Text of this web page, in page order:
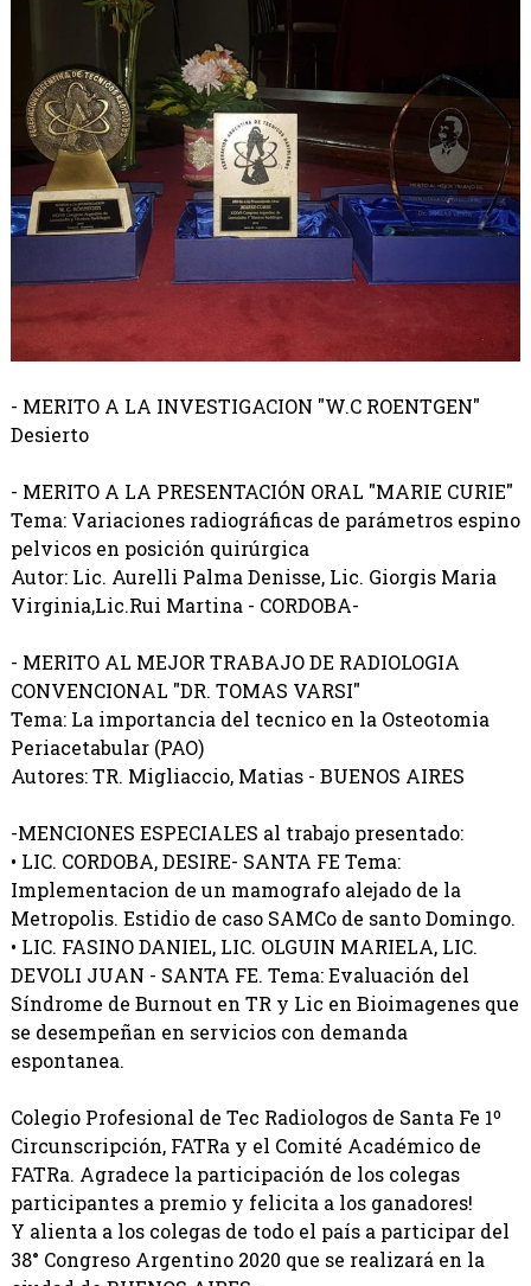
- MERITO A LA INVESTIGACION "W.C ROENTGEN"
Desierto
- MERITO A LA PRESENTACIÓN ORAL "MARIE CURIE"
Tema: Variaciones radiográficas de parámetros espino
pelvicos en posición quirúrgica
Autor: Lic. Aurelli Palma Denisse, Lic. Giorgis Maria
Virginia,Lic.Rui Martina - CORDOBA-
- MERITO AL MEJOR TRABAJO DE RADIOLOGIA
CONVENCIONAL "DR. TOMAS VARSI"
Tema: La importancia del tecnico en la Osteotomia
Periacetabular (PAO)
Autores: TR. Migliaccio, Matias - BUENOS AIRES
-MENCIONES ESPECIALES al trabajo presentado:
• LIC. CORDOBA, DESIRE- SANTA FE Tema:
Implementacion de un mamografo alejado de la
Metropolis. Estidio de caso SAMCo de santo Domingo.
• LIC. FASINO DANIEL, LIC. OLGUIN MARIELA, LIC.
DEVOLI JUAN - SANTA FE. Tema: Evaluación del
Síndrome de Burnout en TR y Lic en Bioimagenes que
se desempeñan en servicios con demanda
espontanea.
Colegio Profesional de Tec Radiologos de Santa Fe 1º
Circunscripción, FATRa y el Comité Académico de
FATRa. Agradece la participación de los colegas
participantes a premio y felicita a los ganadores!
Y alienta a los colegas de todo el país a participar del
38° Congreso Argentino 2020 que se realizará en la